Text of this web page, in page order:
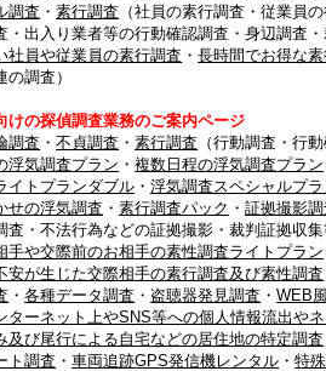
調査 ・素行調査 （社員の素行調査・従業員
・出入り業者等の行動確認調査・身辺調査
社員や従業員の素行調査 ・長時間でお得な
調査）
けの探偵調査業務のご案内ページ
調査 ・不貞調査 ・素行調査 （行動調査・行
浮気調査プラン ・複数日程の浮気調査プラン
イトプランダブル ・浮気調査スペシャルプラ
せの浮気調査 ・素行調査パック ・証拠撮影
査・不法行為などの証拠撮影・裁判証拠収
手や交際前のお相手の素性調査ライトプラン
安が生じた交際相手の素行調査及び素性調査
・各種データ調査 ・盗聴器発見調査 ・WEB
ターネット上やSNS等への個人情報流出や
及び尾行による自宅などの居住地の特定調査
ト調査 ・車両追跡GPS発信機レンタル ・特